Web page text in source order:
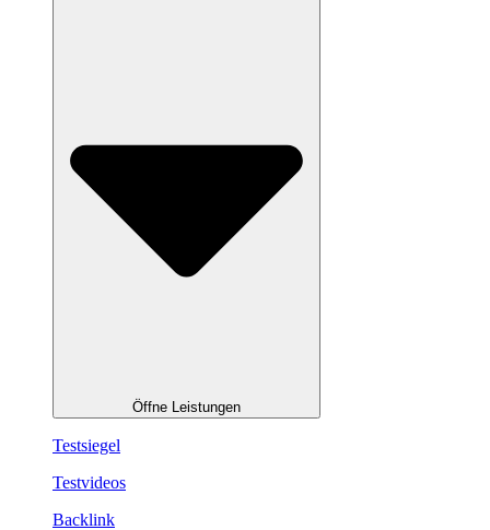
Öffne Leistungen
Testsiegel
Testvideos
Backlink